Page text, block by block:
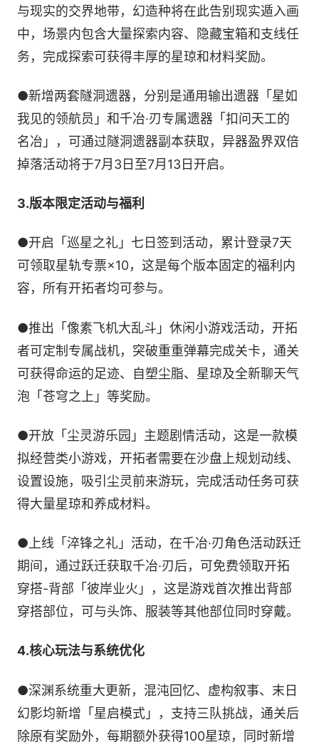
与现实的交界地带，幻造种将在此告别现实遁入画
中，场景内包含大量探索内容、隐藏宝箱和支线任
务，完成探索可获得丰厚的星琼和材料奖励。
●新增两套隧洞遗器，分别是通用输出遗器「星如
我见的领航员」和千冶·刃专属遗器「扣问天工的
名冶」，可通过隧洞遗器副本获取，异器盈界双倍
掉落活动将于7月3日至7月13日开启。
3.版本限定活动与福利
●开启「巡星之礼」七日签到活动，累计登录7天
可领取星轨专票×10，这是每个版本固定的福利内
容，所有开拓者均可参与。
●推出「像素飞机大乱斗」休闲小游戏活动，开拓
者可定制专属战机，突破重重弹幕完成关卡，通关
可获得命运的足迹、自塑尘脂、星琼及全新聊天气
泡「苍穹之上」等奖励。
●开放「尘灵游乐园」主题剧情活动，这是一款模
拟经营类小游戏，开拓者需要在沙盘上规划动线、
设置设施，吸引尘灵前来游玩，完成活动任务可获
得大量星琼和养成材料。
●上线「淬锋之礼」活动，在千冶·刃角色活动跃迁
期间，通过跃迁获取千冶·刃后，可免费领取开拓
穿搭-背部「彼岸业火」，这是游戏首次推出背部
穿搭部位，可与头饰、服装等其他部位同时穿戴。
4.核心玩法与系统优化
●深渊系统重大更新，混沌回忆、虚构叙事、末日
幻影均新增「星启模式」，支持三队挑战，通关后
除原有奖励外，每期额外获得100星琼，同时新增